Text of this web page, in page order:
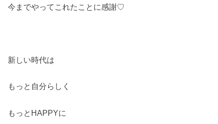
今までやってこれたことに感謝♡
新しい時代は
もっと自分らしく
もっとHAPPYに